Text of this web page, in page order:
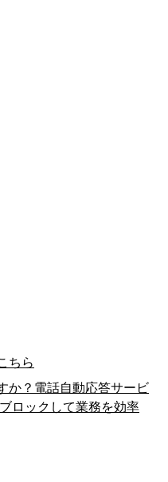
ちら
か？電話自動応答サービ
ロックして業務を効率